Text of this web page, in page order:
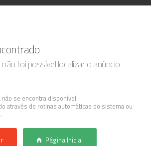
foi possível localizar o anúncio
se encontra disponível.
através de rotinas automáticas do sistema ou
Página Inicial